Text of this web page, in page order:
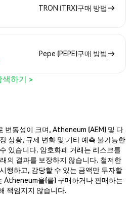
TRON (TRX)구매 방법
Pepe (PEPE)구매 방법
하기 >
변동성이 크며, Atheneum (AEM) 및 다
상황, 규제 변화 및 기타 예측 불가능한
있습니다. 암호화폐 거래는 리스크를
의 결과를 보장하지 않습니다. 철저한
행하고, 감당할 수 있는 금액만 투자할
Atheneum을(를) 구매하거나 판매하는
책임지지 않습니다.